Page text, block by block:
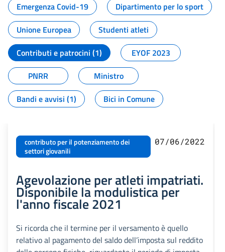
Emergenza Covid-19
Dipartimento per lo sport
Unione Europea
Studenti atleti
Contributi e patrocini (1)
EYOF 2023
PNRR
Ministro
Bandi e avvisi (1)
Bici in Comune
contributo per il potenziamento dei
settori giovanili
07/06/2022
Agevolazione per atleti impatriati.
Disponibile la modulistica per
l'anno fiscale 2021
Si ricorda che il termine per il versamento è quello
relativo al pagamento del saldo dell’imposta sul reddito